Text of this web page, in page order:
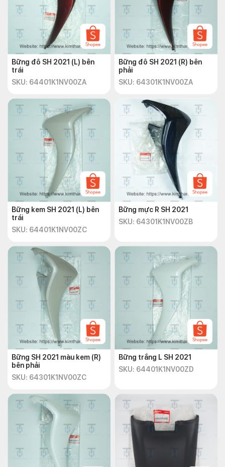
Bững đô SH 2021 (L) bên
trái
SKU: 64401K1NV00ZA
Bững đô SH 2021 (R) bên
phải
SKU: 64301K1NV00ZA
Bững kem SH 2021 (L) bên
trái
SKU: 64401K1NV00ZC
Bững mực R SH 2021
SKU: 64301K1NV00ZB
Bững SH 2021 màu kem (R)
bên phải
SKU: 64301K1NV00ZC
Bững trắng L SH 2021
SKU: 64401K1NV00ZD